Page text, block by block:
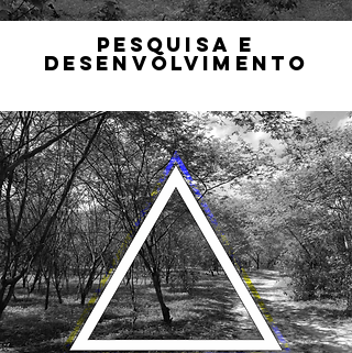
PESQUISA E
DESENVOLVIMENTO